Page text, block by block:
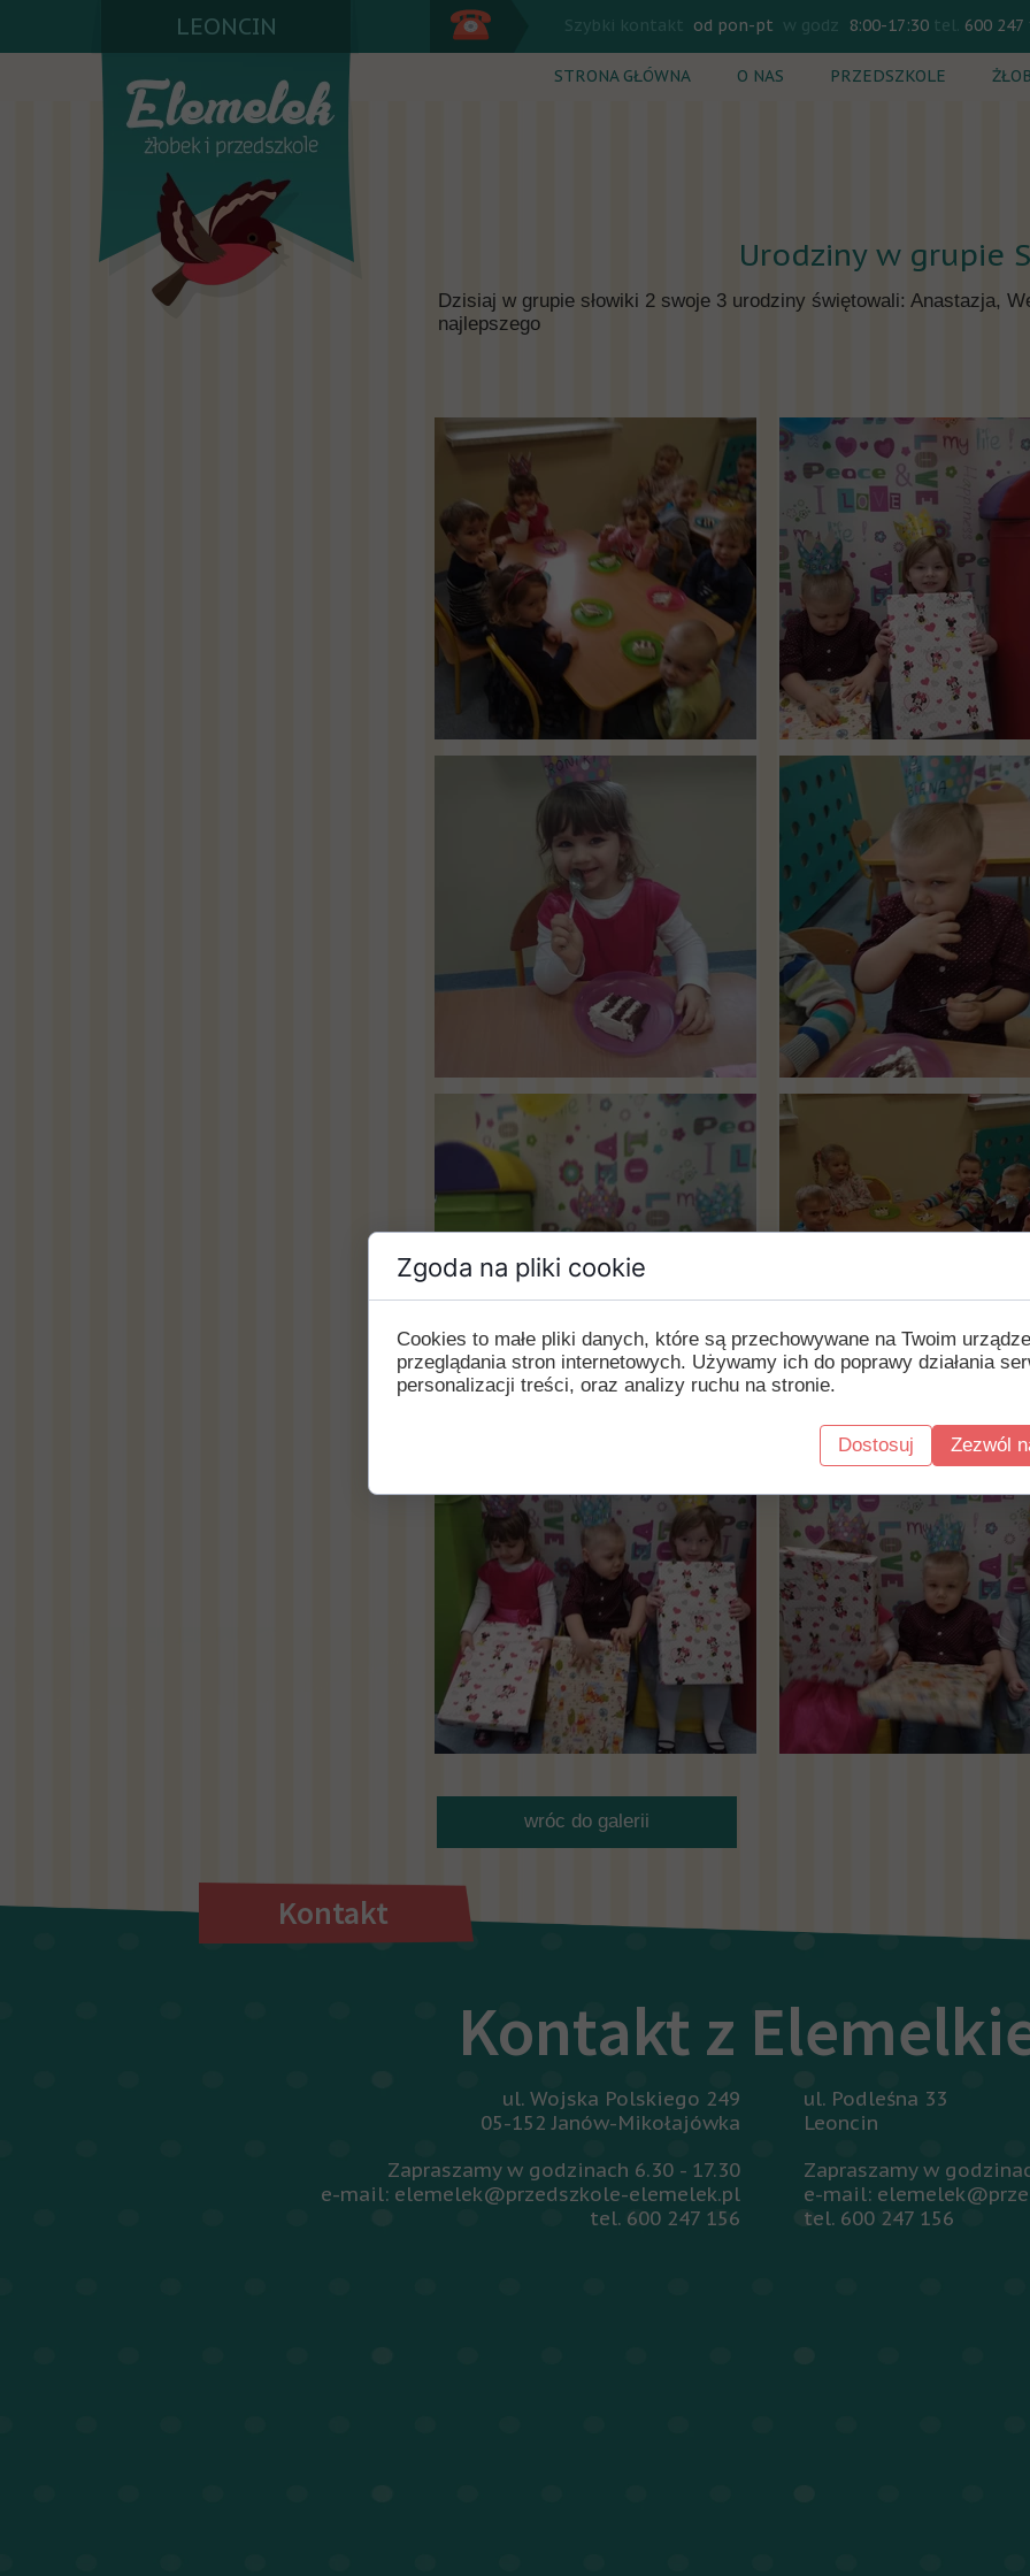
Kontakt
ul. Podleśna 33
Leoncin
Zapraszamy w
e-mail:
tel. 600 247 156
ul. Wojska Polskiego 249
05-152 Janów-Mikołajówka
Zapraszamy w godzinach 6.30 - 17.30
e-mail: elemelek@przedszkole-elemelek.pl
tel. 600 247 156
Kontakt z
LEONCIN
STRONA GŁÓWNA O NAS PRZEDSZKOLE
Cennik
Szybki kontakt od pon-pt w godz 8:00-17:30 tel. 600
Dzisiaj w grupie słowiki 2 swoje 3 urodziny świętowali: Anastazja,
najlepszego
Urodziny w grupie
wróc do galerii
Zgoda na pliki cookie
Cookies to małe pliki danych, które są przechowywane na Twoim
przeglądania stron internetowych. Używamy ich do poprawy działania
personalizacji treści, oraz analizy ruchu na stronie.
Dostosuj Zezwól